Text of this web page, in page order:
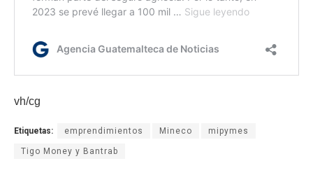
vh/cg
Etiquetas: emprendimientos Mineco mipymes
Tigo Money y Bantrab